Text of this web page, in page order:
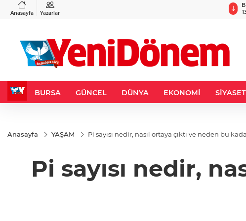
Anasayfa Yazarlar
%-0,22
BURSA GÜNCEL DÜNYA EKONOMİ SİYASET
Anasayfa YAŞAM Pi sayısı nedir, nasıl ortaya çıktı ve neden bu
Pi sayısı nedir,